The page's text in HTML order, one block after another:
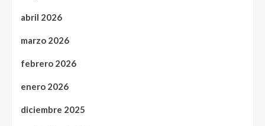
abril 2026
marzo 2026
febrero 2026
enero 2026
diciembre 2025